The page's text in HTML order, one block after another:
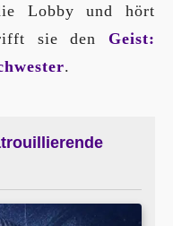
Lobby und hört
sie den Geist:
.